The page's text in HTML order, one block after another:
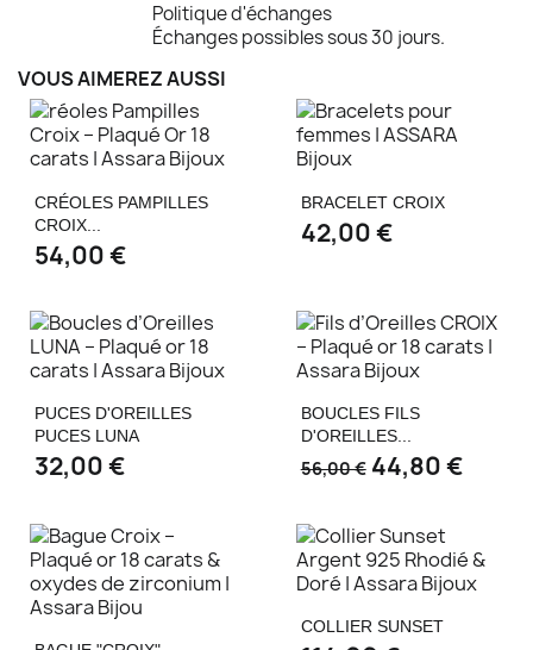
Politique d'échanges
Échanges possibles sous 30 jours.
VOUS AIMEREZ AUSSI
CRÉOLES PAMPILLES
CROIX...
54,00 €
BRACELET CROIX
42,00 €
PUCES D'OREILLES
PUCES LUNA
32,00 €
BOUCLES FILS
D'OREILLES...
56,00 € 44,80 €
COLLIER SUNSET